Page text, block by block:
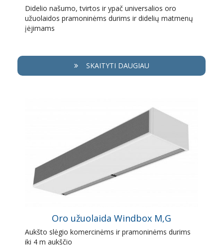
Didelio našumo, tvirtos ir ypač universalios oro
užuolaidos pramoninėms durims ir didelių matmenų
įėjimams
SKAITYTI DAUGIAU
Oro užuolaida Windbox M,G
Aukšto slėgio komercinėms ir pramoninėms durims
iki 4 m aukščio